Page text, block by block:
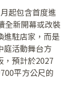
起包含首度進
全新開幕或改裝
進駐店家，而是
庭活動舞台方
，預計於2027
平方公尺的